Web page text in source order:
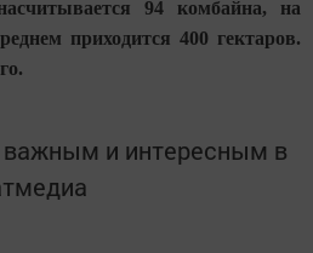
94 комбайна, на
приходится 400 гектаров.
и интересным в